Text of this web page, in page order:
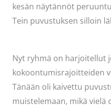
kesän näytännöt
Tein puvustuksen silloin
Nyt ryhmä on harjoitellut
kokoontumisrajoitteiden
Tänään oli kaivettu
muistelemaan, mikä vielä